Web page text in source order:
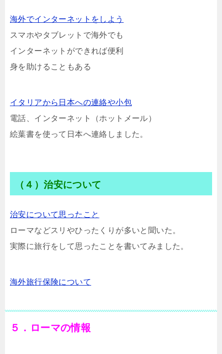
海外でインターネットをしよう
スマホやタブレットで海外でも
インターネットができれば便利
身を助けることもある
イタリアから日本への連絡や小包
電話、インターネット（ホットメール）
絵葉書を使って日本へ連絡しました。
（４）治安について
治安について思ったこと
ローマなどスリやひったくりが多いと聞いた。
実際に旅行をして思ったことを書いてみました。
海外旅行保険について
５．ローマの情報